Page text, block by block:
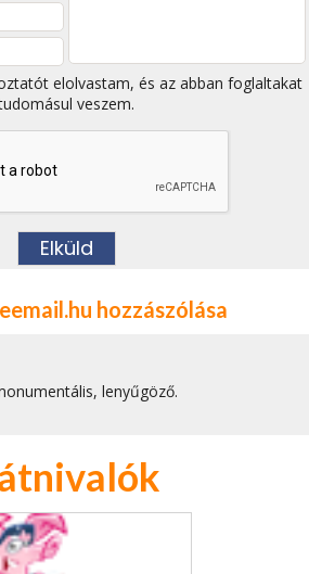
elolvastam, és az abban foglaltakat
veszem.
hozzászólása
lenyűgöző.